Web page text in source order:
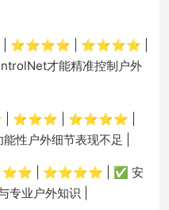
| ⭐⭐⭐⭐ | ⭐⭐⭐⭐ |
才能精准控制户外
| ⭐⭐⭐ | ⭐⭐⭐⭐ |
性户外细节表现不足 |
⭐⭐ | ⭐⭐⭐⭐ | ✅ 安
专业户外知识 |